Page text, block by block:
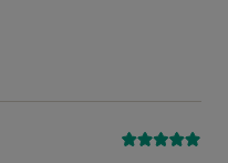
Váš účet byl odstraněn